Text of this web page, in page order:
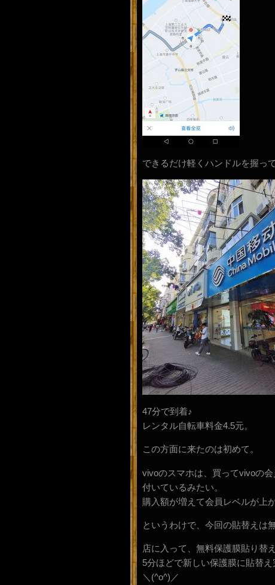
できるだけ軽くハンドルを握っ
47分で到着♪
レンタル自転車料金4.5元。
この方面に来たのは初めて。
vivoのスマホは、買ってvivoの
付いているみたい。
購入額が増えて会員レベルが上
というわけで、今回の貼替えは無
店に入って、無料保護膜貼り替
5分ほどで新しい保護膜に貼替え
＼(^o^)／